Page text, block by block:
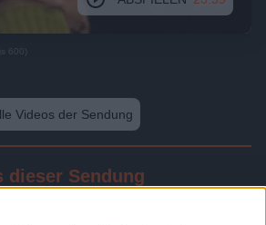
600)
Videos der Sendung
dieser Sendung